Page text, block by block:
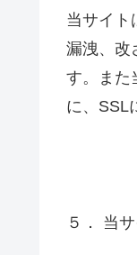
当サイト
漏洩、改
す。また
に、SSL
５． 当